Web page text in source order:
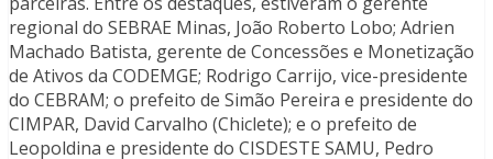
regional do SEBRAE Minas, João Roberto Lobo; Adrien
Machado Batista, gerente de Concessões e Monetização
de Ativos da CODEMGE; Rodrigo Carrijo, vice-presidente
do CEBRAM; o prefeito de Simão Pereira e presidente do
CIMPAR, David Carvalho (Chiclete); e o prefeito de
Leopoldina e presidente do CISDESTE SAMU, Pedro